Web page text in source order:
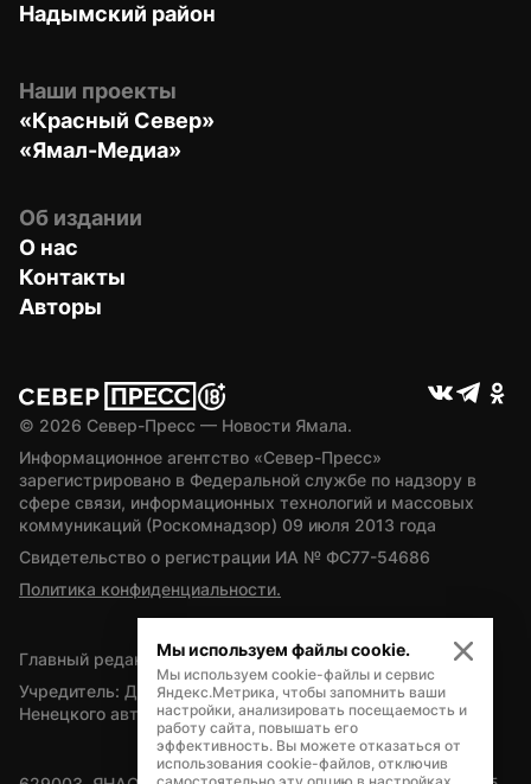
Надымский район
Наши проекты
«Красный Север»
«Ямал-Медиа»
Об издании
О нас
Контакты
Авторы
© 2026 Север-Пресс — Новости Ямала.
Информационное агентство «Север-Пресс»
зарегистрировано в Федеральной службе по надзору в
сфере связи, информационных технологий и массовых
коммуникаций (Роскомнадзор) 09 июля 2013 года
Свидетельство о регистрации ИА № ФС77-54686
Политика конфиденциальности.
Главный редактор — А.Л. Поздеев
Учредитель: Департамент внутренней политики Ямало-
Ненецкого автономного округа
Мы используем файлы cookie.
Мы используем cookie-файлы и сервис
Яндекс.Метрика, чтобы запомнить ваши
настройки, анализировать посещаемость и
работу сайта, повышать его
эффективность. Вы можете отказаться от
использования cookie-файлов, отключив